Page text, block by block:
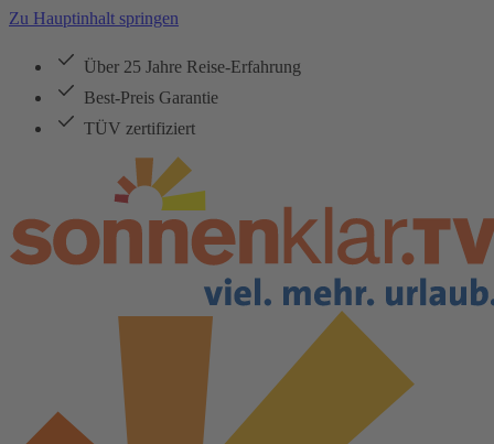
Zu Hauptinhalt springen
Über 25 Jahre Reise-Erfahrung
Best-Preis Garantie
TÜV zertifiziert